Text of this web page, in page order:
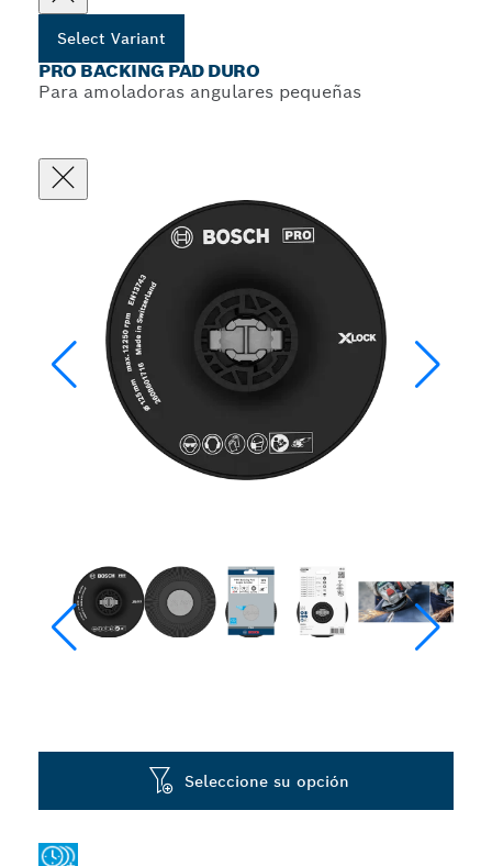
Select Variant
PRO BACKING PAD DURO
Para amoladoras angulares pequeñas
Seleccione su opción